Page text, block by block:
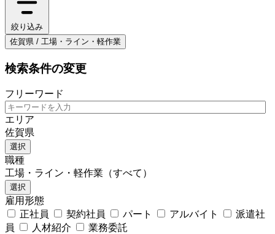
絞り込み
佐賀県 / 工場・ライン・軽作業
検索条件の変更
フリーワード
エリア
佐賀県
選択
職種
工場・ライン・軽作業（すべて）
選択
雇用形態
正社員
契約社員 パート アルバイト
派遣社
員
人材紹介
業務委託